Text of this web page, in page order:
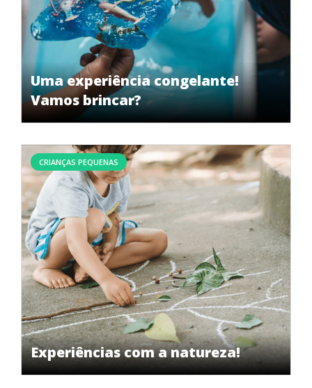
Uma experiência congelante!
Vamos brincar?
Experiências com a natureza!
CRIANÇAS PEQUENAS